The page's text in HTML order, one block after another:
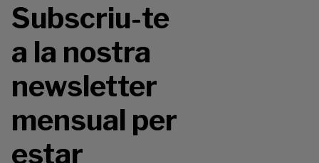
Subscriu-te
a la nostra
newsletter
mensual per
estar